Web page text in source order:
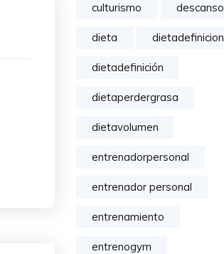
culturismo descanso
dieta dietadefinicion
dietadefinición
dietaperdergrasa
dietavolumen
entrenadorpersonal
entrenador personal
entrenamiento
entrenogym